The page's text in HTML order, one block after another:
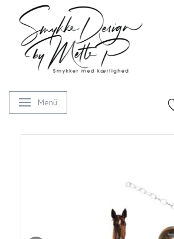
Anzeige ändern
Menü